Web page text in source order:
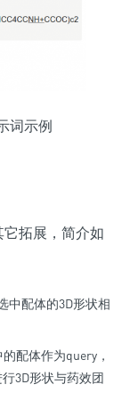
词示例
拓展，简介如
中配体的3D形状相
配体作为query，
3D形状与药效团